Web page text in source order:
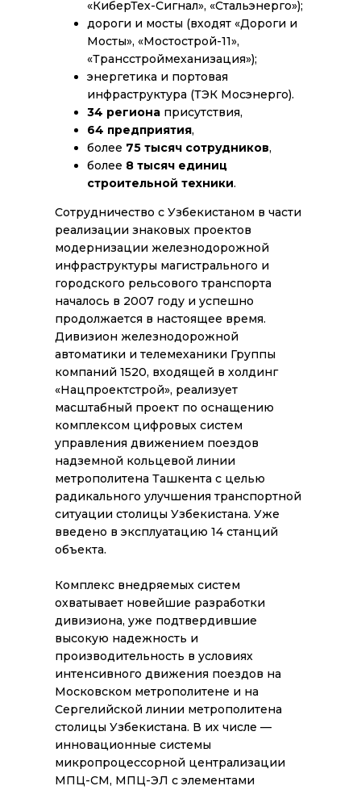
«КиберТех-Сигнал», «Стальэнерго»);
дороги и мосты (входят «Дороги и
Мосты», «Мостострой-11»,
«Трансстроймеханизация»);
энергетика и портовая
инфраструктура (ТЭК Мосэнерго).
34 региона присутствия,
64 предприятия,
более 75 тысяч сотрудников,
более 8 тысяч единиц
строительной техники.
Cотрудничество с Узбекистаном в части
реализации знаковых проектов
модернизации железнодорожной
инфраструктуры магистрального и
городского рельсового транспорта
началось в 2007 году и успешно
продолжается в настоящее время.
Дивизион железнодорожной
автоматики и телемеханики Группы
компаний 1520, входящей в холдинг
«Нацпроектстрой», реализует
масштабный проект по оснащению
комплексом цифровых систем
управления движением поездов
надземной кольцевой линии
метрополитена Ташкента с целью
радикального улучшения транспортной
ситуации столицы Узбекистана. Уже
введено в эксплуатацию 14 станций
объекта.
Комплекс внедряемых систем
охватывает новейшие разработки
дивизиона, уже подтвердившие
высокую надежность и
производительность в условиях
интенсивного движения поездов на
Московском метрополитене и на
Сергелийской линии метрополитена
столицы Узбекистана. В их числе —
инновационные системы
микропроцессорной централизации
МПЦ-СМ, МПЦ-ЭЛ с элементами